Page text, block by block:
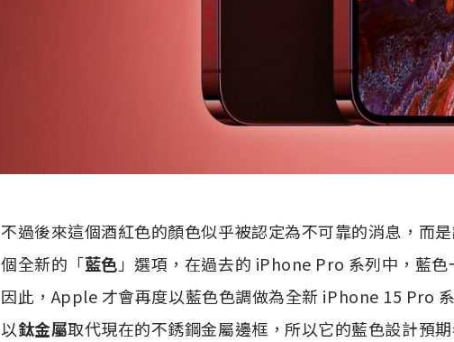
不過後來這個酒紅色的顏色似乎被認定為不可靠的消息，而
個全新的「藍色」選項，在過去的 iPhone Pro 系列中，藍色
因此，Apple 才會再度以藍色色調做為全新 iPhone 15 Pro
以鈦金屬取代現在的不銹鋼金屬邊框，所以它的藍色設計預